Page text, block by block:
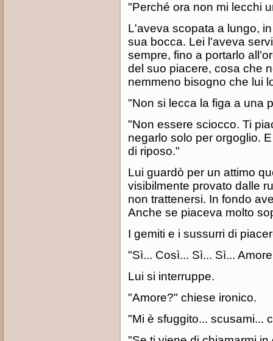
"Perché ora non mi lecchi
L'aveva scopata a lungo,
sua bocca. Lei l'aveva
sempre, fino a portarlo
del suo piacere, cosa che
nemmeno bisogno che lui
"Non si lecca la figa a una
"Non essere sciocco. Ti
negarlo solo per orgoglio.
di riposo."
Lui guardò per un attimo
visibilmente provato dalle
non trattenersi. In fondo
Anche se piaceva molto
I gemiti e i sussurri di
"Sì... Così... Sì... Sì...
Lui si interruppe.
"Amore?" chiese ironico.
"Mi è sfuggito... scusami...